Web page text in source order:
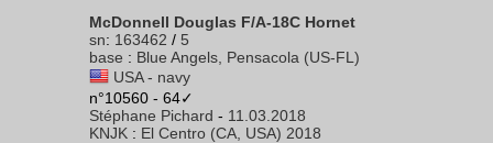
McDonnell Douglas F/A-18C Hornet
sn: 163462 / 5
base : Blue Angels, Pensacola (US-FL)
USA - navy
n°10560 - 64✓
Stéphane Pichard - 11.03.2018
KNJK : El Centro (CA, USA) 2018